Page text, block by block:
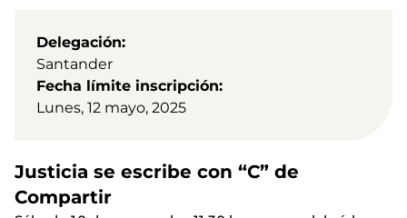
Delegación
Santander
Fecha límite inscripción
Lunes, 12 mayo, 2025
Justicia se escribe con “C” de
Compartir